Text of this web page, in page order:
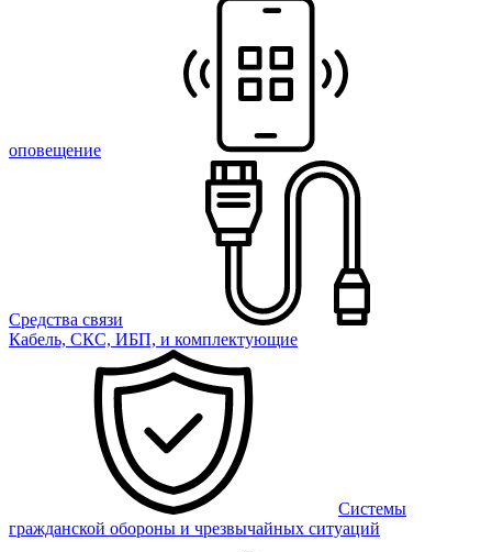
оповещение
Средства связи
Кабель, СКС, ИБП, и комплектующие
Системы
гражданской обороны и чрезвычайных ситуаций